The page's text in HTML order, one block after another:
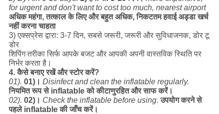
for urgent and don't want to cost too much, nearest airport
अधिक महंगा, तत्काल के लिए और बहुत अधिक, निकटतम हवाई अड्डा खर्च
नहीं करना चाहता
3) एक्सप्रेस द्वारा: 3-7 दिन, सबसे जरूरी, जरूरी और सुविधाजनक, डोर टू
डोर
शिपिंग तरीका सिर्फ आपके बजट और आपकी अपनी वास्तविक स्थिति पर
निर्भर करता है।
4. कैसे बनाए रखें और स्टोर करें?
01). 01)। Disinfect and clean the inflatable regularly.
नियमित रूप से inflatable को कीटाणुरहित और साफ करें।
02). 02)। Check the inflatable before using. उपयोग करने से
पहले inflatable की जाँच करें।